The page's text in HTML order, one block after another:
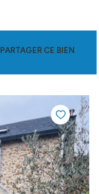
PARTAGER CE BIEN